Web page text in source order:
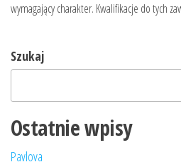
wymagający charakter. Kwalifikacje do tych
Szukaj
Ostatnie wpisy
Pavlova